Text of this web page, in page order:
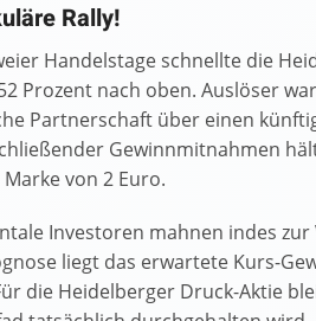
Rally!
Handelstage schnellte die
Prozent nach oben. Auslöser
Partnerschaft über einen
Gewinnmitnahmen
von 2 Euro.
Investoren mahnen indes
liegt das erwartete Kurs-
die Heidelberger Druck-Aktie